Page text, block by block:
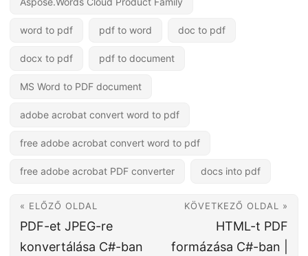
word to pdf pdf to word doc to pdf
docx to pdf pdf to document
MS Word to PDF document
adobe acrobat convert word to pdf
free adobe acrobat convert word to pdf
free adobe acrobat PDF converter docs into pdf
« ELŐZŐ OLDAL
PDF-et JPEG-re
konvertálása C#-ban
KÖVETKEZŐ OLDAL »
HTML-t PDF
formázása C#-ban |